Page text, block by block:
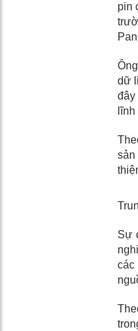
pin
dữ
đây
sản
Sự
các